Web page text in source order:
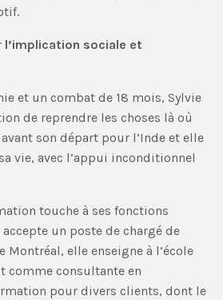
l’implication sociale et
et un combat de 18 mois, Sylvie
de reprendre les choses là où
son départ pour l’Inde et elle
vie, avec l’appui inconditionnel
touche à ses fonctions
un poste de chargé de
Montréal, elle enseigne à l’école
comme consultante en
pour divers clients, dont le